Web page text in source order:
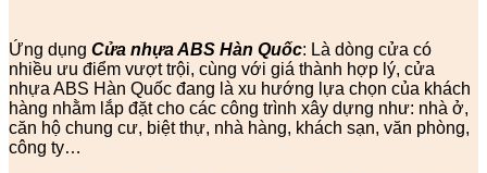
Ứng dụng Cửa nhựa ABS Hàn Quốc: Là dòng cửa có
nhiều ưu điểm vượt trội, cùng với giá thành hợp lý, cửa
nhựa ABS Hàn Quốc đang là xu hướng lựa chọn của khách
hàng nhằm lắp đặt cho các công trình xây dựng như: nhà ở,
căn hộ chung cư, biệt thự, nhà hàng, khách sạn, văn phòng,
công ty…